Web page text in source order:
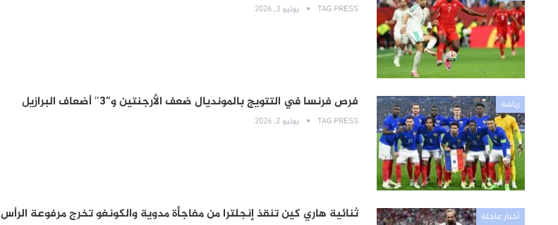
TAG PRESS يوليو 3, 2026
رياضة فرص فرنسا في التتويج بالمونديال ضعف الأرجنتين و”3″ أضعاف البرازيل
TAG PRESS يوليو 2, 2026
أخبار عاجلة ثنائية هاري كين تنقذ إنجلترا من مفاجأة مدوية والكونغو تخرج مرفوعة الرأس